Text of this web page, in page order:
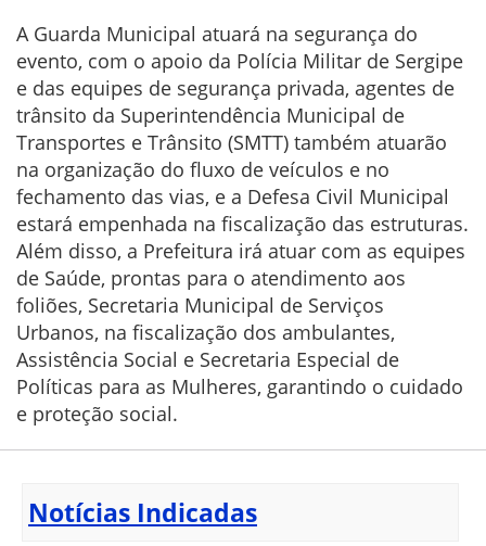
A Guarda Municipal atuará na segurança do
evento, com o apoio da Polícia Militar de Sergipe
e das equipes de segurança privada, agentes de
trânsito da Superintendência Municipal de
Transportes e Trânsito (SMTT) também atuarão
na organização do fluxo de veículos e no
fechamento das vias, e a Defesa Civil Municipal
estará empenhada na fiscalização das estruturas.
Além disso, a Prefeitura irá atuar com as equipes
de Saúde, prontas para o atendimento aos
foliões, Secretaria Municipal de Serviços
Urbanos, na fiscalização dos ambulantes,
Assistência Social e Secretaria Especial de
Políticas para as Mulheres, garantindo o cuidado
e proteção social.
Notícias Indicadas